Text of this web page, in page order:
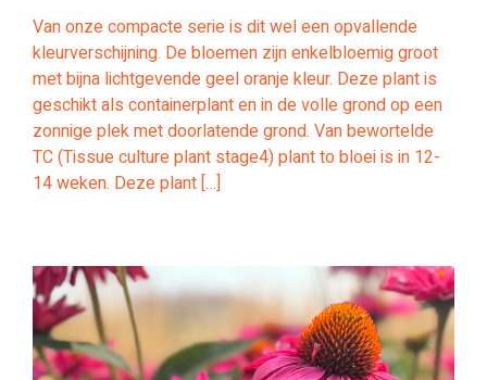
Van onze compacte serie is dit wel een opvallende
kleurverschijning. De bloemen zijn enkelbloemig groot
met bijna lichtgevende geel oranje kleur. Deze plant is
geschikt als containerplant en in de volle grond op een
zonnige plek met doorlatende grond. Van bewortelde
TC (Tissue culture plant stage4) plant to bloei is in 12-
14 weken. Deze plant […]